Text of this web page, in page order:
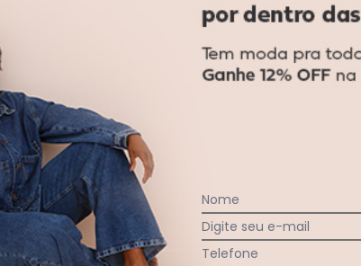
Nome
Digite seu e-mail
Telefone